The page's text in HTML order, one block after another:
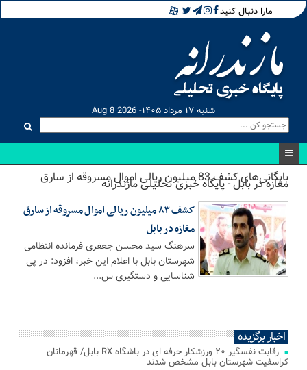
مارا دنبال کنید
شنبه ۱۷ مرداد ۱۴۰۵- Aug 8 2026
بایگانی‌های کشف 83 میلیون ریالی اموال مسروقه از سارق
مغازه در بابل - پایگاه خبری تحلیلی مازندرانه
کشف ۸۳ میلیون ریالی اموال مسروقه از سارق
مغازه در بابل
سرهنگ سید محسن جعفری فرمانده انتظامی
شهرستان بابل با اعلام این خبر، افزود: در پی
شناسایی و دستگیری س...
اخبار برگزیده
رقابت نفسگیر ۲۰ ورزشکار حرفه ای در باشگاه RX بابل/ قهرمانان
کراسفیت شهرستان بابل مشخص شدند